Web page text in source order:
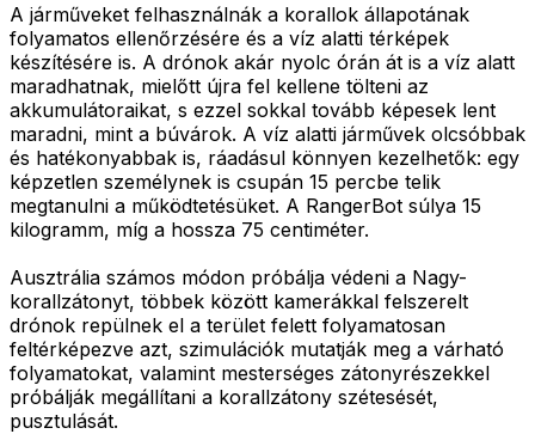
A járműveket felhasználnák a korallok állapotának
folyamatos ellenőrzésére és a víz alatti térképek
készítésére is. A drónok akár nyolc órán át is a víz alatt
maradhatnak, mielőtt újra fel kellene tölteni az
akkumulátoraikat, s ezzel sokkal tovább képesek lent
maradni, mint a búvárok. A víz alatti járművek olcsóbbak
és hatékonyabbak is, ráadásul könnyen kezelhetők: egy
képzetlen személynek is csupán 15 percbe telik
megtanulni a működtetésüket. A RangerBot súlya 15
kilogramm, míg a hossza 75 centiméter.
Ausztrália számos módon próbálja védeni a Nagy-
korallzátonyt, többek között kamerákkal felszerelt
drónok repülnek el a terület felett folyamatosan
feltérképezve azt, szimulációk mutatják meg a várható
folyamatokat, valamint mesterséges zátonyrészekkel
próbálják megállítani a korallzátony szétesését,
pusztulását.